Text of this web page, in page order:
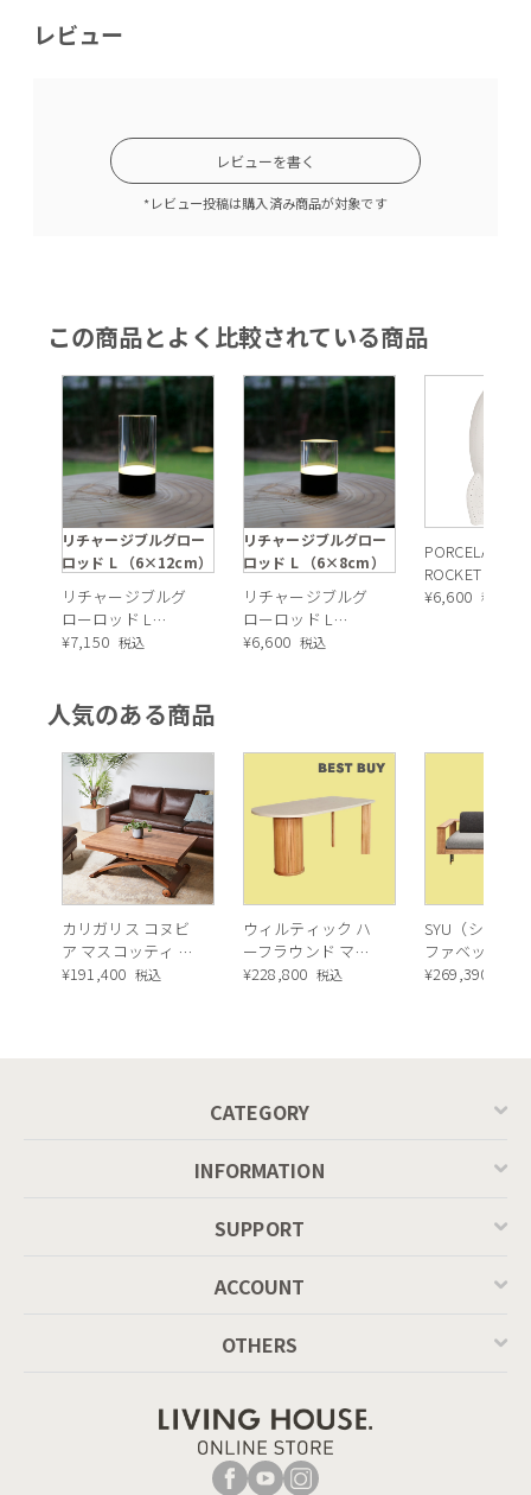
レビュー
レビューを書く
*レビュー投稿は購入済み商品が対象です
この商品とよく比較されている商品
リチャージブルグロー
ロッド L （6×12cm）
リチャージブルグ
ローロッド L
（6×12cm）（テ
¥7,150 税込
リチャージブルグロー
ロッド L （6×8cm）
リチャージブルグ
ローロッド L
（6×8cm）（テー
¥6,600 税込
PORCELAIN
ROCKET LIGHT
WHITE（ポー
¥6,600 税込
人気のある商品
カリガリス コヌビ
ア マスコッティ 伸
長・昇降式テーブ
¥191,400 税込
ウィルティック ハ
ーフラウンド マテ
ィエラ塗装 ダイニ
¥228,800 税込
SYU（シュウ
ファベッド（
ュラル）
¥269,390
CATEGORY
INFORMATION
SUPPORT
ACCOUNT
OTHERS